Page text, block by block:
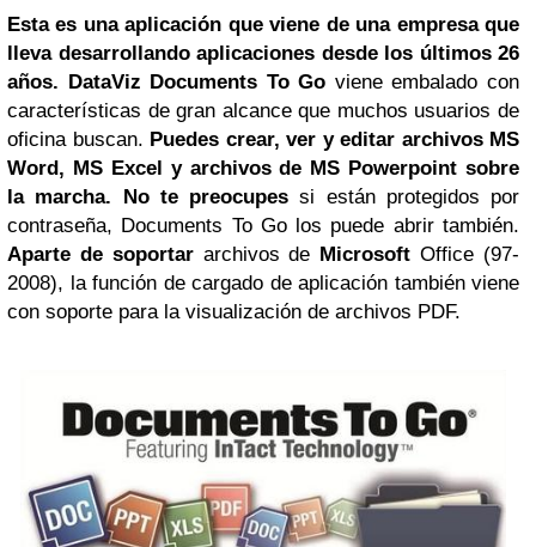
Esta es una aplicación que viene de una empresa que
lleva desarrollando aplicaciones desde los últimos 26
años. DataViz Documents To Go viene embalado con
características de gran alcance que muchos usuarios de
oficina buscan. Puedes crear, ver y editar archivos MS
Word, MS Excel y archivos de MS Powerpoint sobre
la marcha. No te preocupes si están protegidos por
contraseña, Documents To Go los puede abrir también.
Aparte de soportararchivos de Microsoft Office (97-
2008), la función de cargado de aplicación también viene
con soporte para la visualización de archivos PDF.